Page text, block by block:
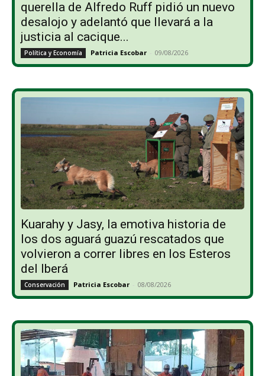
querella de Alfredo Ruff pidió un nuevo
desalojo y adelantó que llevará a la
justicia al cacique...
Política y Economía Patricia Escobar - 09/08/2026
Kuarahy y Jasy, la emotiva historia de
los dos aguará guazú rescatados que
volvieron a correr libres en los Esteros
del Iberá
Conservación Patricia Escobar - 08/08/2026